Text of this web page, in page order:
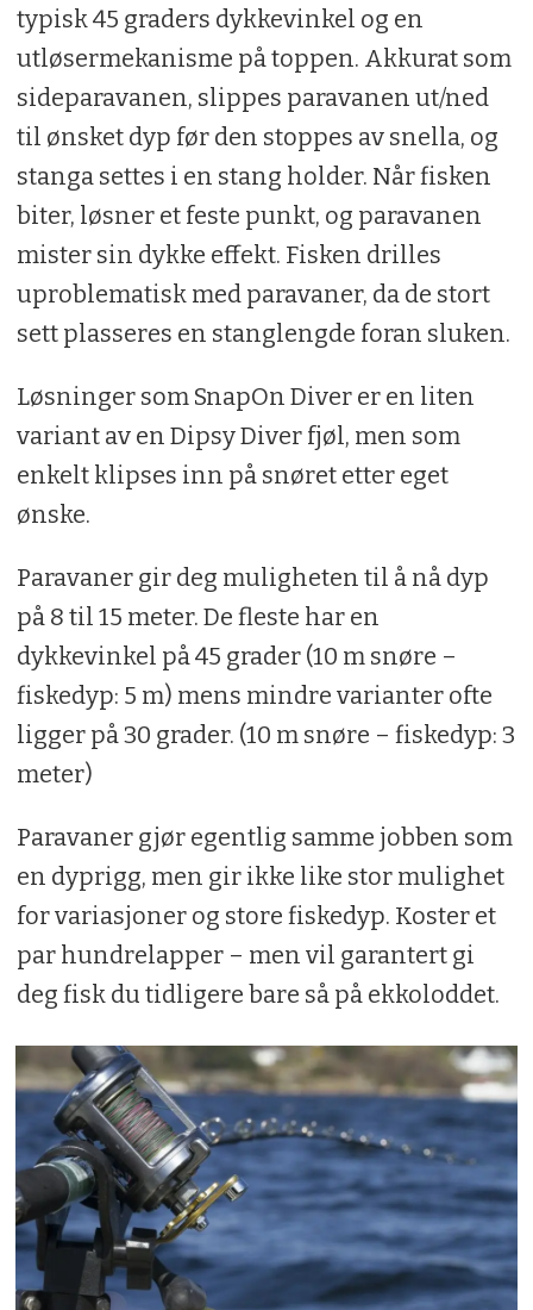
typisk 45 graders dykkevinkel og en
utløsermekanisme på toppen. Akkurat som
sideparavanen, slippes paravanen ut/ned
til ønsket dyp før den stoppes av snella, og
stanga settes i en stang­ holder. Når fisken
biter, løsner et feste­ punkt, og paravanen
mister sin dykke­ effekt. Fisken drilles
uproblematisk med paravaner, da de stort
sett plasseres en stanglengde foran sluken.
Løsninger som Snap­On Diver er en li­ten
variant av en Dipsy Diver fjøl, men som
enkelt klipses inn på snøret etter eget
ønske.
Paravaner gir deg muligheten til å nå dyp
på 8 til 15 meter. De fleste har en
dykkevinkel på 45 grader (10 m snøre –
fiskedyp: 5 m) mens mindre varianter ofte
ligger på 30 grader. (10 m snøre – fiskedyp: 3
meter)
Paravaner gjør egentlig samme job­ben som
en dyprigg, men gir ikke like stor mulighet
for variasjoner og store fiskedyp. Koster et
par hundrelapper – men vil garantert gi
deg fisk du tidligere bare så på ekkoloddet.